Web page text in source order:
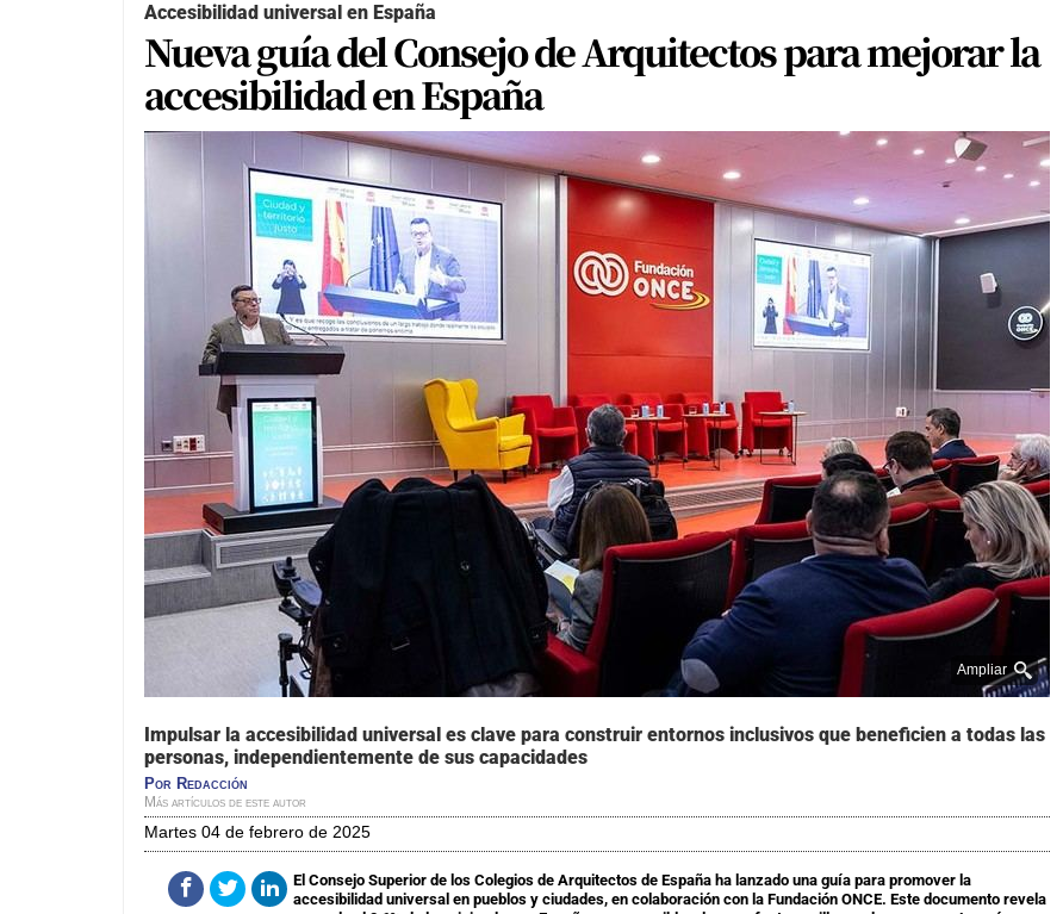
Accesibilidad universal en España
Nueva guía del Consejo de Arquitectos para mejorar la
accesibilidad en España
Ampliar
Impulsar la accesibilidad universal es clave para construir entornos inclusivos que beneficien a todas las
personas, independientemente de sus capacidades
Por Redacción
Más artículos de este autor
martes 04 de febrero de 2025
El Consejo Superior de los Colegios de Arquitectos de España ha lanzado una guía para promover la
accesibilidad universal en pueblos y ciudades, en colaboración con la Fundación ONCE. Este documento revela